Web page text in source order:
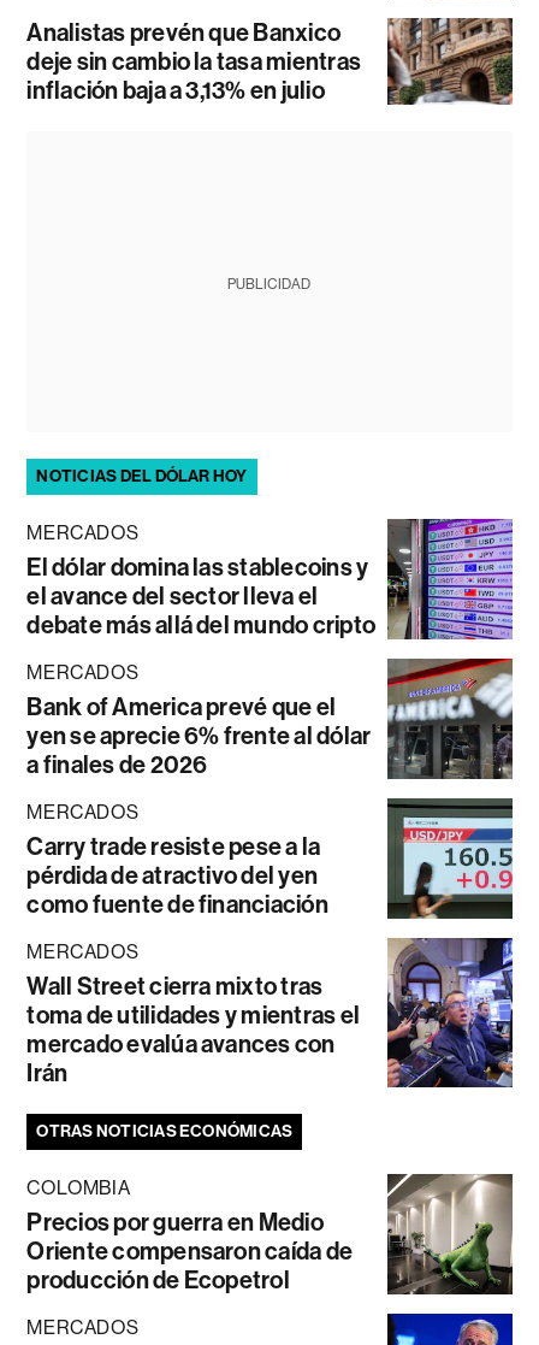
Analistas prevén que Banxico
deje sin cambio la tasa mientras
inflación baja a 3,13% en julio
PUBLICIDAD
NOTICIAS DEL DÓLAR HOY
MERCADOS
El dólar domina las stablecoins y
el avance del sector lleva el
debate más allá del mundo cripto
MERCADOS
Bank of America prevé que el
yen se aprecie 6% frente al dólar
a finales de 2026
MERCADOS
Carry trade resiste pese a la
pérdida de atractivo del yen
como fuente de financiación
MERCADOS
Wall Street cierra mixto tras
toma de utilidades y mientras el
mercado evalúa avances con
Irán
OTRAS NOTICIAS ECONÓMICAS
COLOMBIA
Precios por guerra en Medio
Oriente compensaron caída de
producción de Ecopetrol
MERCADOS